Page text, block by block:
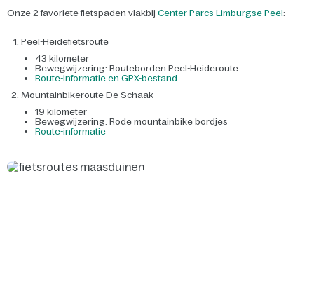
Onze 2 favoriete fietspaden vlakbij Center Parcs Limburgse Peel:
Peel-Heidefietsroute
43 kilometer
Bewegwijzering: Routeborden Peel-Heideroute
Route-informatie en GPX-bestand
Mountainbikeroute De Schaak
19 kilometer
Bewegwijzering: Rode mountainbike bordjes
Route-informatie